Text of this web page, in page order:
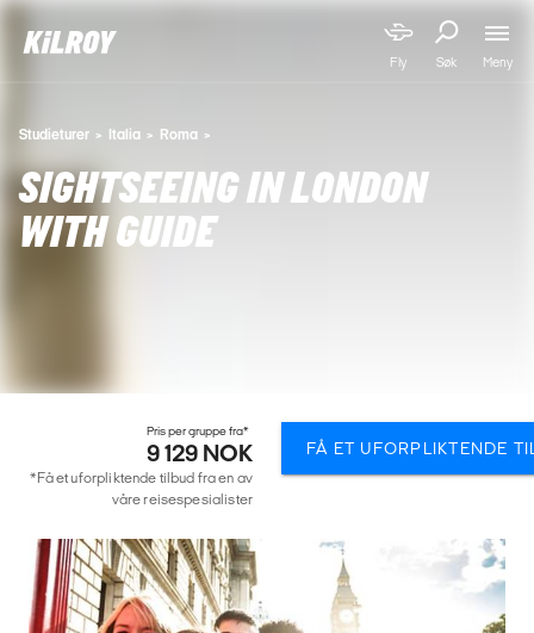
Fly Søk Meny
Studieturer Italia Roma
SIGHTSEEING IN LONDON
WITH GUIDE
Pris per gruppe fra*
9 129 NOK
*Få et uforpliktende tilbud fra en av
våre reisespesialister
FÅ ET UFORPLIKTENDE